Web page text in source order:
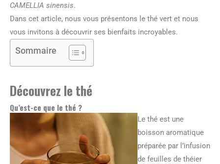
CAMELLIA sinensis.
Dans cet article, nous vous présentons le thé vert et nous
vous invitons à découvrir ses bienfaits incroyables.
Sommaire
Découvrez le thé
Qu’est-ce que le thé ?
Le thé est une
boisson aromatique
préparée par l’infusion
de feuilles de théier